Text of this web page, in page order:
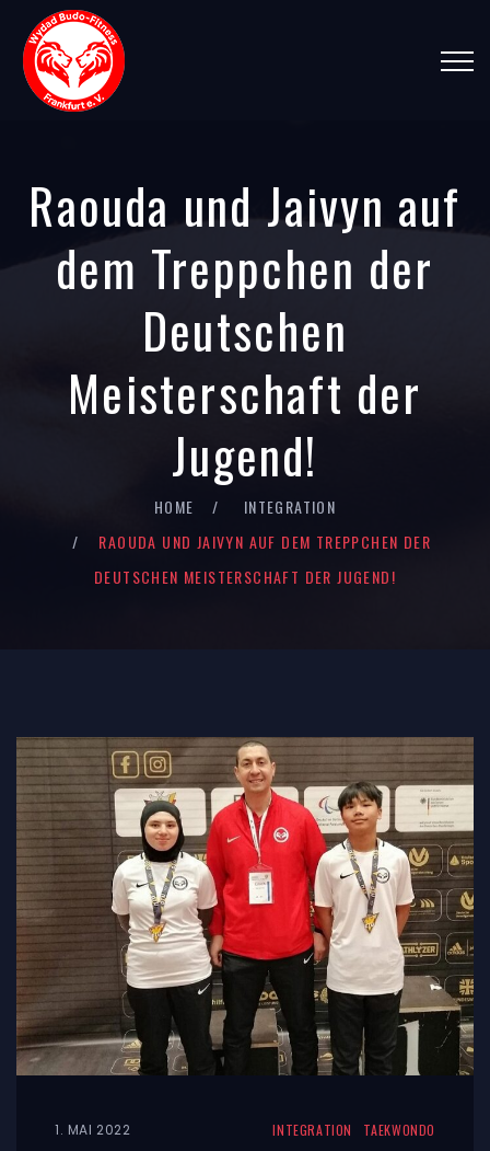
Raouda und Jaivyn auf
dem Treppchen der
Deutschen
Meisterschaft der
Jugend!
HOME
INTEGRATION
RAOUDA UND JAIVYN AUF DEM TREPPCHEN DER
DEUTSCHEN MEISTERSCHAFT DER JUGEND!
1. MAI 2022 INTEGRATION TAEKWONDO